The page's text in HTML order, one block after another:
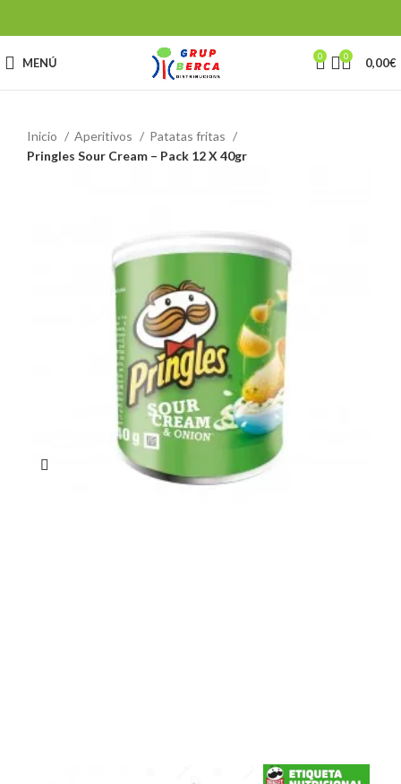
MENÚ 0 0 0,00€
Inicio Aperitivos
Patatas fritas
Pringles Sour Cream – Pack 12 X 40gr